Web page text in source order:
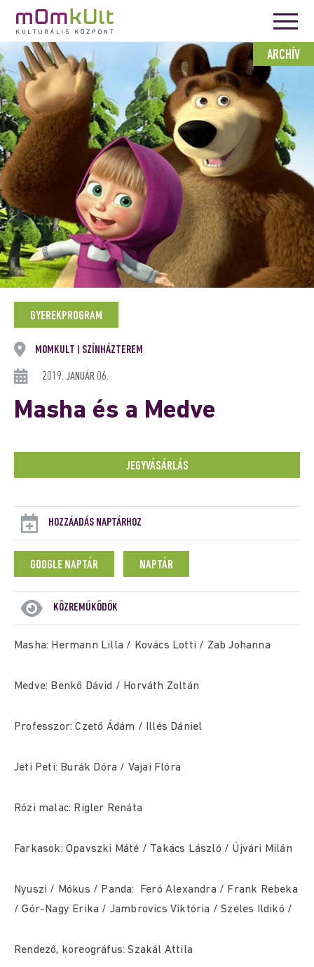
ARCHÍV
GYEREKPROGRAM
MOMKULT SZÍNHÁZTEREM
2019. JANUÁR 06.
Masha és a Medve
JEGYVÁSÁRLÁS
HOZZÁADÁS NAPTÁRHOZ
GOOGLE NAPTÁR NAPTÁR
KÖZREMŰKÖDŐK
Masha: Hermann Lilla / Kovács Lotti / Zab Johanna
Medve: Benkő Dávid / Horváth Zoltán
Professzor: Czető Ádám / Illés Dániel
Jeti Peti: Burák Dóra / Vajai Flóra
Rózi malac: Rigler Renáta
Farkasok: Opavszki Máté / Takács László / Újvári Milán
Nyuszi / Mókus / Panda: Feró Alexandra / Frank Rebeka
/ Gór-Nagy Erika / Jambrovics Viktória / Szeles Ildikó /
Rendező, koreográfus: Szakál Attila